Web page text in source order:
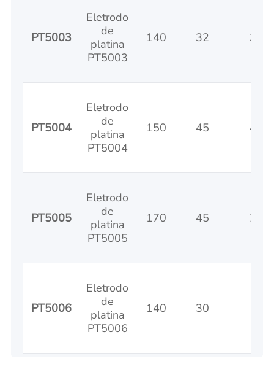
PT5003
Eletrodo
de
platina
PT5003
140 32 32
PT5004
Eletrodo
de
platina
PT5004
150 45 45
PT5005
Eletrodo
de
platina
PT5005
170 45 25
PT5006
Eletrodo
de
platina
PT5006
140 30 10